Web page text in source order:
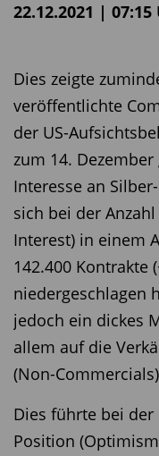
22.12.2021 |
Dies zeigte
veröffentlichte
der US-
zum 14.
Interesse an
sich bei der
Interest) in einem
142.400 Kontrakte
niedergeschlagen
jedoch ein dickes
allem auf die
(Non-
Dies führte bei
Position